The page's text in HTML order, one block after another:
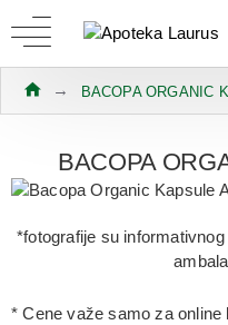
BACOPA ORGANIC
BACOPA
*fotografije su
* Cene važe samo za